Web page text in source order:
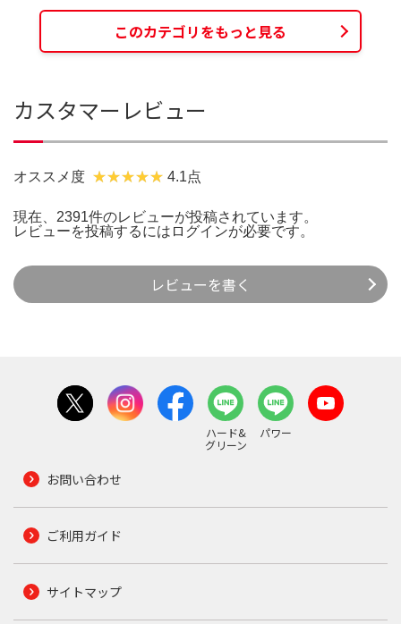
このカテゴリをもっと見る
カスタマーレビュー
オススメ度 4.1点
現在、2391件のレビューが投稿されています。
レビューを投稿するには ログインが必要です。
レビューを書く
ハード&
グリーン
パワー
お問い合わせ
ご利用ガイド
サイトマップ